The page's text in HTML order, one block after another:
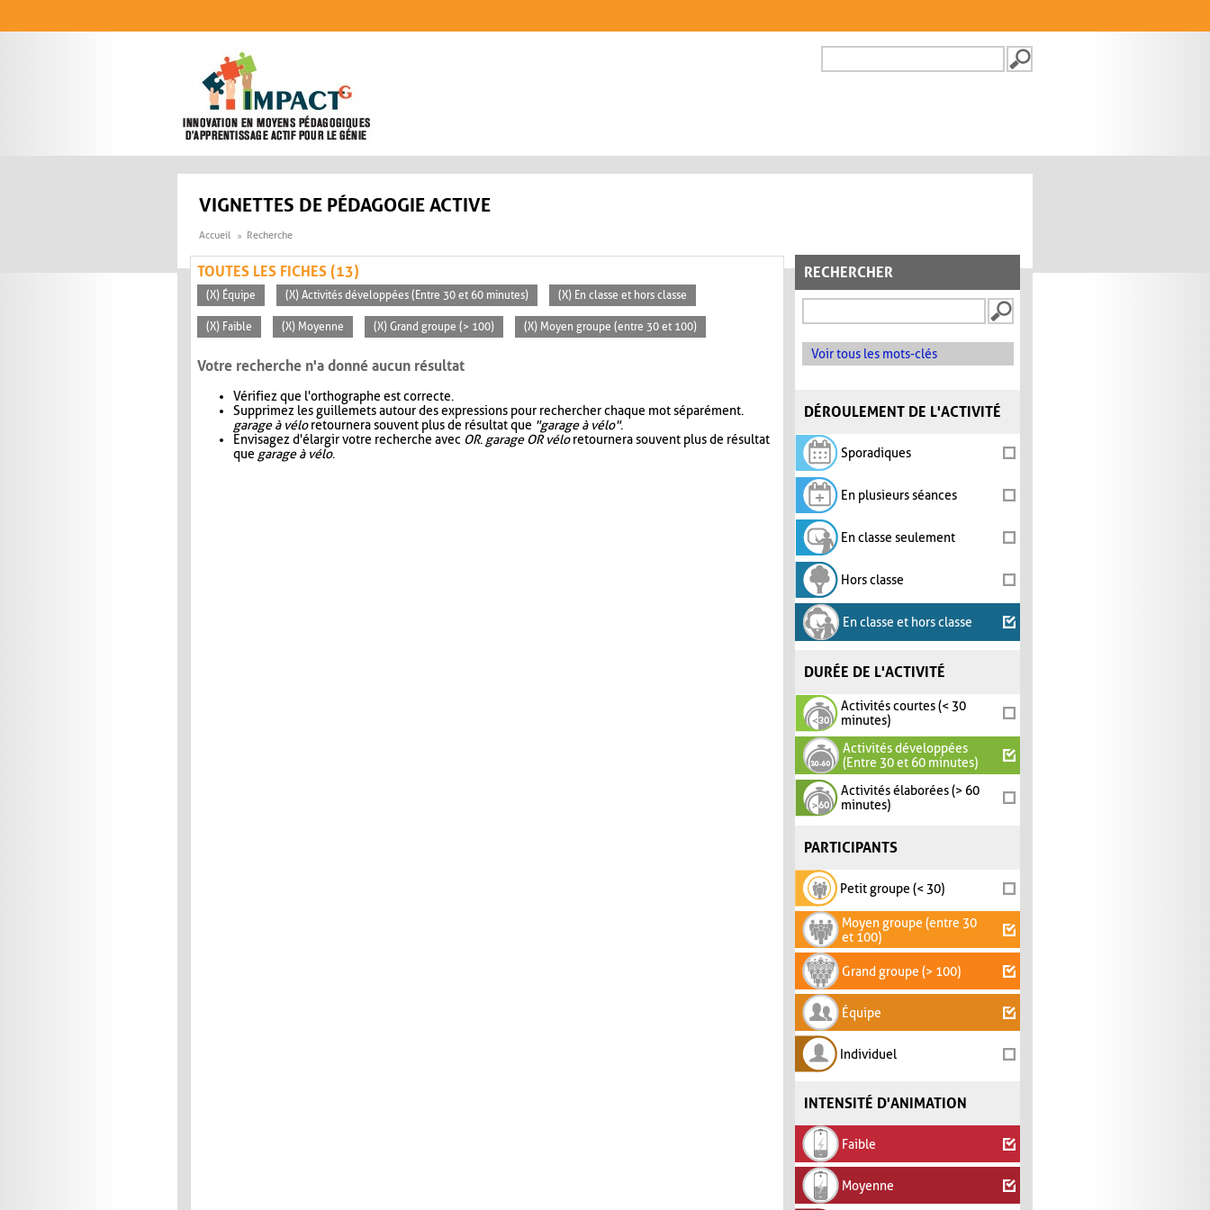
FORMULAIRE DE
VIGNETTES DE PÉDAGOGIE ACTIVE
Accueil Recherche
RECHERCHER
Voir tous les mots-clés
DÉROULEMENT DE L'ACTIVITÉ
Sporadiques
En plusieurs séances
En classe seulement
Hors classe
En classe et hors classe
DURÉE DE L'ACTIVITÉ
Activités courtes (< 30
minutes)
Activités développées
(Entre 30 et 60 minutes)
Activités élaborées (> 60
minutes)
PARTICIPANTS
Petit groupe (< 30)
Moyen groupe (entre 30
et 100)
Grand groupe (> 100)
Équipe
Individuel
INTENSITÉ D'ANIMATION
Faible
Moyenne
TOUTES LES FICHES (13)
(X) Équipe (X) Activités développées (Entre 30 et 60 minutes) (X) En classe et hors classe
(X) Faible (X) Moyenne (X) Grand groupe (> 100) (X) Moyen groupe (entre 30 et 100)
Votre recherche n'a donné aucun résultat
Vérifiez que l'orthographe est correcte.
Supprimez les guillemets autour des expressions pour rechercher chaque mot séparément.
garage à véloretournera souvent plus de résultat que "garage à vélo".
Envisagez d'élargir votre recherche avec OR. garage OR véloretournera souvent plus de résultat
que garage à vélo.